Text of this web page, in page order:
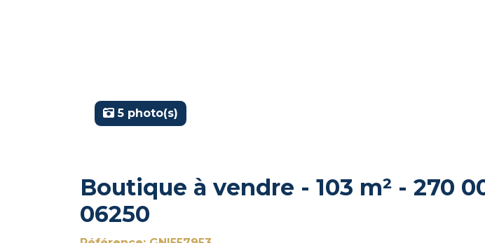
5 photo(s)
Boutique à vendre - 103 m² - 270
06250